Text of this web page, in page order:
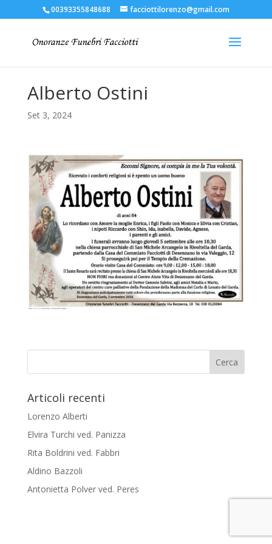
00393355848688 facciottilorenzo@gmail.com
Alberto Ostini
Set 3, 2024
Articoli recenti
Lorenzo Alberti
Elvira Turchi ved. Panizza
Rita Boldrini ved. Fabbri
Aldino Bazzoli
Antonietta Polver ved. Peres